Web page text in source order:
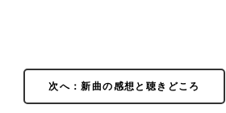
次へ：新曲の感想と聴きどころ